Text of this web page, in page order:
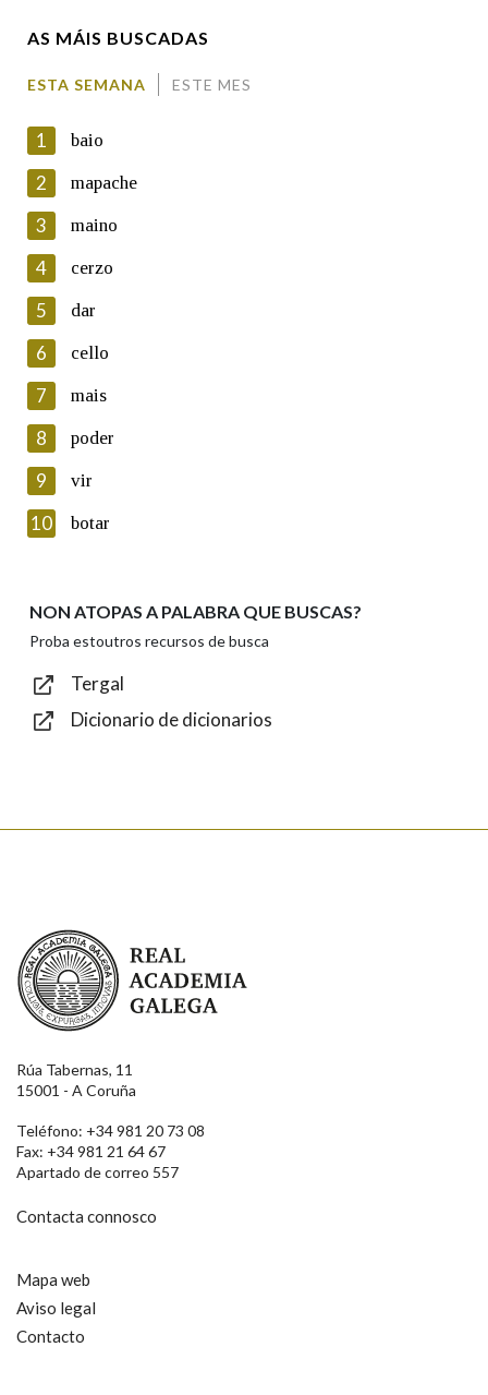
En cumprimento da normativa vixente en materia de
Protección de Datos de Carácter Persoal, a Real Academia
Galega informa a aqueles usuarios que faciliten o seu correo
electrónico, así como calquera outra información de carácter
persoal, que estes datos serán obxecto de tratamento
automatizado de carácter confidencial e incorporados aos seus
ficheiros informáticos. Así mesmo, os usuarios poderán exercer o
seu dereito de acceso, rectificación, oposición e cancelación dos
seus datos poñéndose en contacto connosco.
Lin e acepto as condicións da política de
Introduce o código que aparece na imaxe:
Texto de verificación
AS MÁIS BUSCADAS
ESTA SEMANA ESTE MES
1 baio
2 mapache
3 maino
4 cerzo
5 dar
6 cello
7 mais
8 poder
9 vir
10 botar
NON ATOPAS A PALABRA QUE BUSCAS?
Proba estoutros recursos de busca
Tergal
Dicionario de dicionarios
Real Academia Galega
Rúa Tabernas, 11
15001 - A Coruña
Teléfono: +34 981 20 73 08
Fax: +34 981 21 64 67
Apartado de correo 557
Contacta connosco
Mapa web
Aviso legal
Contacto